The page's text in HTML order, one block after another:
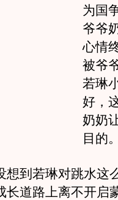
为国
爷爷
心情
被爷
若琳
好，
奶奶
目的
到若琳对跳水这
长道路上离不开启